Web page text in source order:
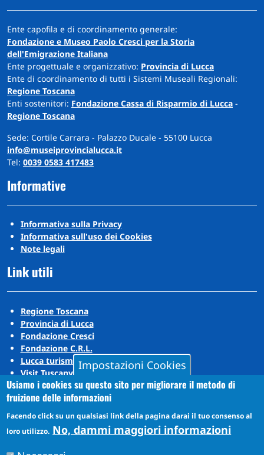
Ente capofila e di coordinamento generale:
Fondazione e Museo Paolo Cresci per la Storia
dell'Emigrazione Italiana
Ente progettuale e organizzativo: Provincia di Lucca
Ente di coordinamento di tutti i Sistemi Museali Regionali:
Regione Toscana
Enti sostenitori: Fondazione Cassa di Risparmio di Lucca -
Regione Toscana
Sede: Cortile Carrara - Palazzo Ducale - 55100 Lucca
info@museiprovincialucca.it
Tel: 0039 0583 417483
Informative
Informativa sulla Privacy
Informativa sull'uso dei Cookies
Note legali
Link utili
Regione Toscana
Provincia di Lucca
Fondazione Cresci
Fondazione C.R.L.
Lucca turismo
Visit Tuscany
Puccini Lands
Social media
Impostazioni Cookies
Usiamo i cookies su questo sito per migliorare il metodo di
fruizione delle informazioni
Facendo click su un qualsiasi link della pagina darai il tuo consenso al
loro utilizzo. No, dammi maggiori informazioni